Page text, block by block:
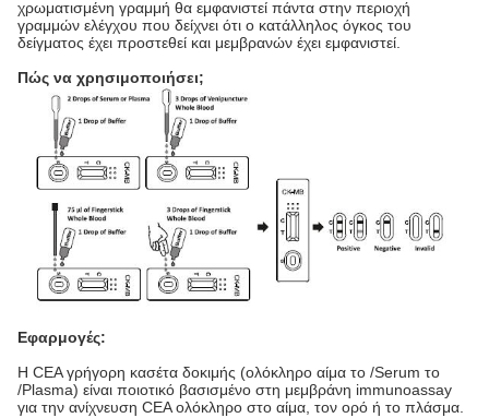
χρωματισμένη γραμμή θα εμφανιστεί πάντα στην περιοχή
γραμμών ελέγχου που δείχνει ότι ο κατάλληλος όγκος του
δείγματος έχει προστεθεί και μεμβρανών έχει εμφανιστεί.
Πώς να χρησιμοποιήσει;
Εφαρμογές:
Η CEA γρήγορη κασέτα δοκιμής (ολόκληρο αίμα το /Serum το
/Plasma) είναι ποιοτικό βασισμένο στη μεμβράνη immunoassay
για την ανίχνευση CEA ολόκληρο στο αίμα, τον ορό ή το πλάσμα.